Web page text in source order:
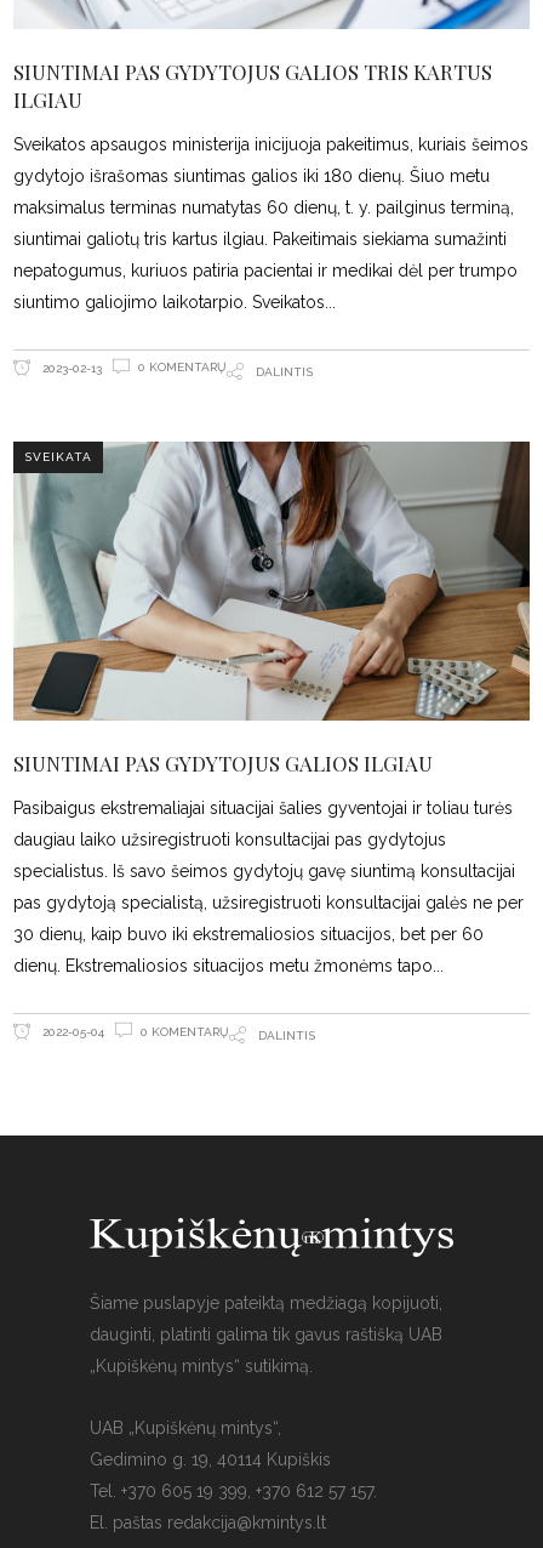
SIUNTIMAI PAS GYDYTOJUS GALIOS TRIS KARTUS
ILGIAU
Sveikatos apsaugos ministerija inicijuoja pakeitimus, kuriais šeimos
gydytojo išrašomas siuntimas galios iki 180 dienų. Šiuo metu
maksimalus terminas numatytas 60 dienų, t. y. pailginus terminą,
siuntimai galiotų tris kartus ilgiau. Pakeitimais siekiama sumažinti
nepatogumus, kuriuos patiria pacientai ir medikai dėl per trumpo
siuntimo galiojimo laikotarpio. Sveikatos
2023-02-13 0 KOMENTARŲ DALINTIS
SVEIKATA
SIUNTIMAI PAS GYDYTOJUS GALIOS ILGIAU
Pasibaigus ekstremaliajai situacijai šalies gyventojai ir toliau turės
daugiau laiko užsiregistruoti konsultacijai pas gydytojus
specialistus. Iš savo šeimos gydytojų gavę siuntimą konsultacijai
pas gydytoją specialistą, užsiregistruoti konsultacijai galės ne per
30 dienų, kaip buvo iki ekstremaliosios situacijos, bet per 60
dienų. Ekstremaliosios situacijos metu žmonėms tapo
2022-05-04 0 KOMENTARŲ DALINTIS
Šiame puslapyje pateiktą medžiagą kopijuoti,
dauginti, platinti galima tik gavus raštišką UAB
„Kupiškėnų mintys“ sutikimą.
UAB „Kupiškėnų mintys“,
Gedimino g. 19, 40114 Kupiškis
Tel. +370 605 19 399, +370 612 57 157.
El. paštas redakcija@kmintys.lt